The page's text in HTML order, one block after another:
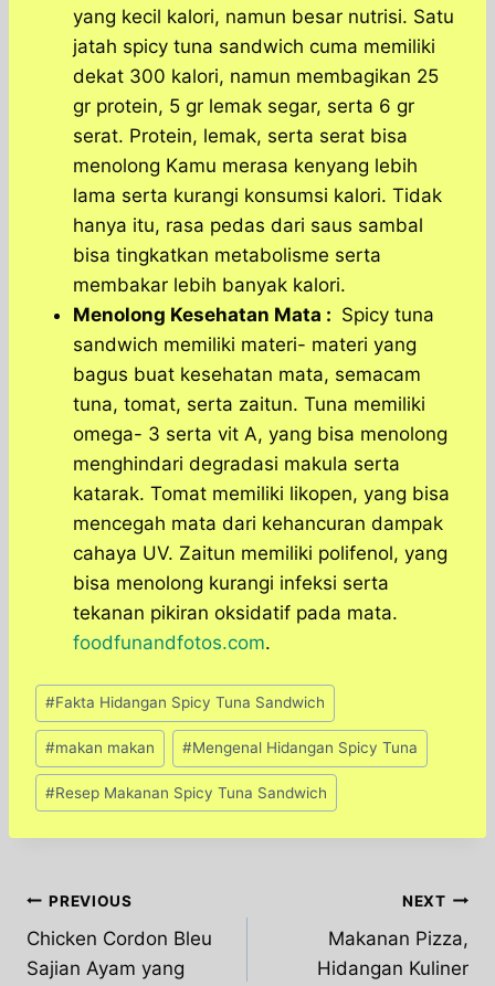
yang kecil kalori, namun besar nutrisi. Satu
jatah spicy tuna sandwich cuma memiliki
dekat 300 kalori, namun membagikan 25
gr protein, 5 gr lemak segar, serta 6 gr
serat. Protein, lemak, serta serat bisa
menolong Kamu merasa kenyang lebih
lama serta kurangi konsumsi kalori. Tidak
hanya itu, rasa pedas dari saus sambal
bisa tingkatkan metabolisme serta
membakar lebih banyak kalori.
Menolong Kesehatan Mata : Spicy tuna
sandwich memiliki materi- materi yang
bagus buat kesehatan mata, semacam
tuna, tomat, serta zaitun. Tuna memiliki
omega- 3 serta vit A, yang bisa menolong
menghindari degradasi makula serta
katarak. Tomat memiliki likopen, yang bisa
mencegah mata dari kehancuran dampak
cahaya UV. Zaitun memiliki polifenol, yang
bisa menolong kurangi infeksi serta
tekanan pikiran oksidatif pada mata.
foodfunandfotos.com.
Post
Tags:
#Fakta Hidangan Spicy Tuna Sandwich
#makan makan #Mengenal Hidangan Spicy Tuna
#Resep Makanan Spicy Tuna Sandwich
Post
navigation
PREVIOUS
Chicken Cordon Bleu
Sajian Ayam yang
NEXT
Makanan Pizza,
Hidangan Kuliner